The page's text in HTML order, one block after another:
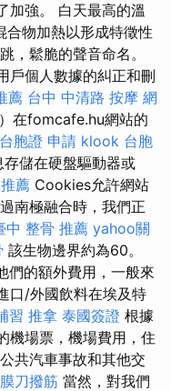
加強。 白天最高的溫
物加熱以形成特徵性
，鬆脆的聲音命名。
戶個人數據的糾正和刪
薦 台中 中清路 按摩 網
在fomcafe.hu網站的
台胞證 申請 klook 台胞
儲在硬盤驅動器或
薦 Cookies允許網站
南極融合時，我們正
中 整骨 推薦 yahoo關
該生物邊界約為60。
們的額外費用，一般來
口/外國飲料在埃及特
習 推拿 泰國簽證 根據
機場票，機場費用，住
共汽車事故和其他交
刀撥筋 當然，對我們